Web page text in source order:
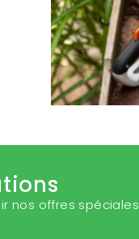
nos offres spéciales